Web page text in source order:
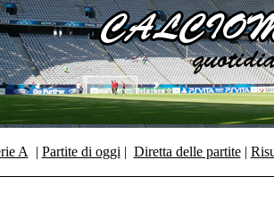
A | Partite di oggi | Diretta delle partite|